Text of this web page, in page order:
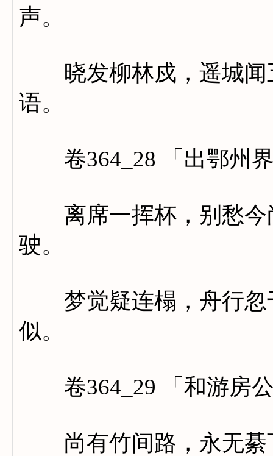
声。
晓发柳林戍，遥城闻
语。
卷364_28 「出鄂州界
离席一挥杯，别愁今
驶。
梦觉疑连榻，舟行忽
似。
卷364_29 「和游房公
尚有竹间路，永无綦